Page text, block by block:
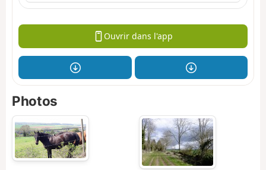
Ouvrir dans l'app
Photos